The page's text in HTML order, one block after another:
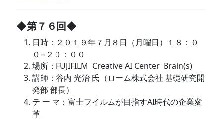
◆第７６回◆
日時：２０１９年７月８日（月曜日）１８：０
０−２０：００
場所：FUJIFILM Creative AI Center Brain(s)
講師：谷内 光治 氏（ローム株式会社 基礎研究開
発部 部長）
テ ー マ：富士フイルムが目指すAI時代の企業変
革